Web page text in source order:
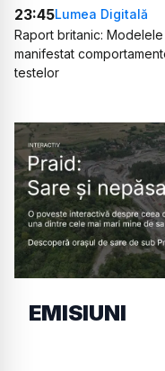
23:45Lumea Digitală
Raport britanic:
manifestat
testelor
EMISIUNI